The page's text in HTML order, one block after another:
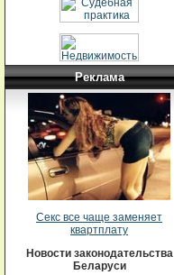
Реклама
Секс все чаще заменяет
квартплату
Новости законодательства
Беларуси